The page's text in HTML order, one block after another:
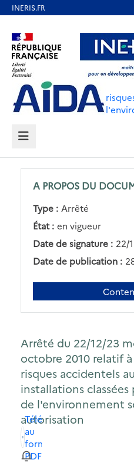
contenu
principal
Aller au contenu
Aller au pied de page
MENU
A PROPOS DU
Type : Arrêté
État : en vigueur
Date de signature : 22/
Date de publication :
Arrêté du 22/12/23
octobre 2010 relatif
risques accidentels
installations
de l'environnement
autorisation
Télécharger
au
format
PDF